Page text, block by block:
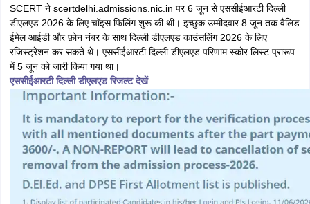
Cut offBHU CUET Cut offCUET CutoffCUET Cut off For
Year Question Papers
SyllabusIIT JAM ResultIIT JAM cut off
NEST Result
Question Paper
AP PGCET Merit List
Examination Form
IGNOU Question Papers IGNOU Result
SCERT ने scertdelhi.admissions.nic.in पर 6 जून से एससीईआरटी दिल्ली
डीएलएड 2026 के लिए चॉइस फिलिंग शुरू की थी। इच्छुक उम्मीदवार 8 जून तक वैलिड
ईमेल आईडी और फ़ोन नंबर के साथ दिल्ली डीएलएड काउंसलिंग 2026 के लिए
रजिस्ट्रेशन कर सकते थे। एससीईआरटी दिल्ली डीएलएड परिणाम स्कोर लिस्ट प्रारूप
में 5 जून को जारी किया गया था।
एससीईआरटी दिल्ली डीएलएड रिजल्ट देखें